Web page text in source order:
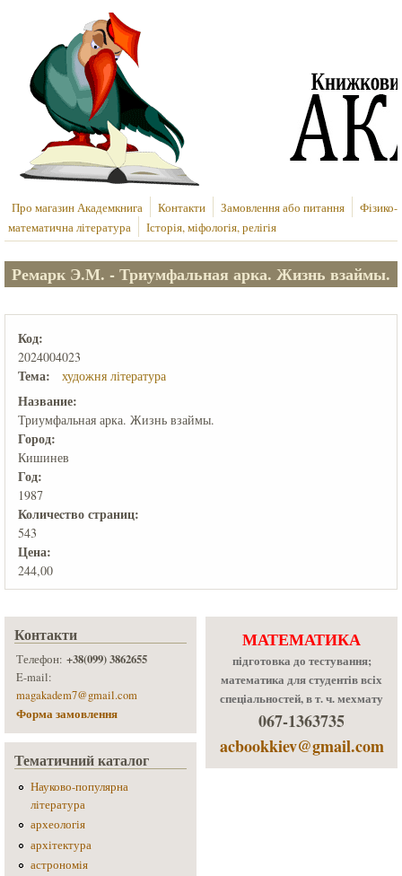
Перейти до основного вмісту
Про магазин Академкнига Контакти Замовлення або питання
Фізико-
математична література
Історія, міфологія, релігія
Ремарк Э.М. - Триумфальная арка. Жизнь взаймы.
Код:
2024004023
Тема: художня література
Название:
Триумфальная арка. Жизнь взаймы.
Город:
Кишинев
Год:
1987
Количеcтво страниц:
543
Цена:
244,00
Контакти
Телефон: +38(099) 3862655
E-mail:
magakadem7@gmail.com
Форма замовлення
Тематичний каталог
Науково-популярна
література
археологія
архітектура
астрономія
МАТЕМАТИКА
підготовка до тестування;
математика для студентів всіх
спеціальностей, в т. ч. мехмату
067-1363735
acbookkiev@gmail.com